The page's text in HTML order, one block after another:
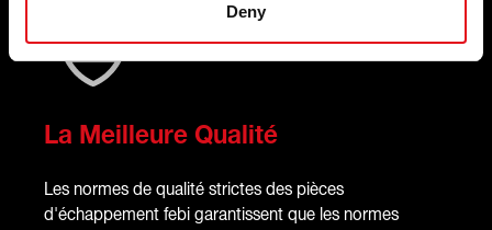
Deny
La Meilleure Qualité
Les normes de qualité strictes des pièces
d'échappement febi garantissent que les normes